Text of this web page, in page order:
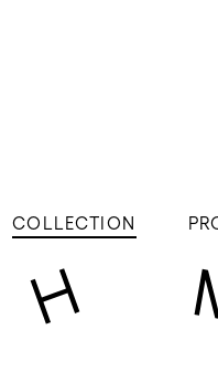
COLLECTION